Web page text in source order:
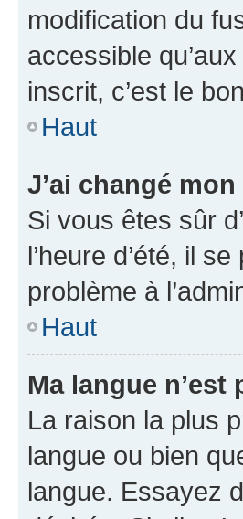
modification du
accessible
inscrit, c’est le
Haut
J’ai changé
Si vous êtes sûr
l’heure d’été, il
problème à
Haut
Ma langue
La raison la plus
langue ou bien
langue. Essayez